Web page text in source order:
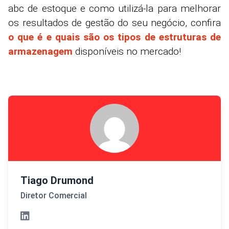
abc de estoque e como utilizá-la para melhorar
os resultados de gestão do seu negócio, confira
o que é e quais são os tipos de estruturas de
armazenagem disponíveis no mercado!
Tiago Drumond
Diretor Comercial